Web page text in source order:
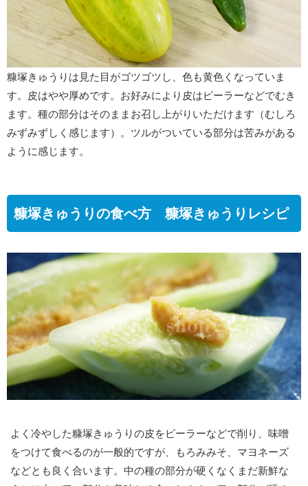
糠塚きゅうりは見た目がゴツゴツし、色も黄色くなっていま
す。皮はやや厚めです。お好みにより皮はピーラーなどでむき
ます。種の部分はそのままお召し上がりいただけます（むしろ
みずみずしく感じます）。ツルがついている部分は苦みがある
ように感じます。
糠塚きゅうりの食べ方 糠塚きゅうりレシピ
よく冷やした糠塚きゅうりの皮をピーラーなどで削り、味噌
をつけて食べるのが一般的ですが、もろみみそ、マヨネーズ
などとも良く合います。中の種の部分が硬くなくまだ新鮮な